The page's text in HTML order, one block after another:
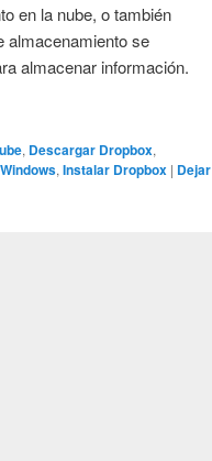
en la nube, o también
almacenamiento se
almacenar información.
, Descargar Dropbox,
,Instalar Dropbox | Dejar